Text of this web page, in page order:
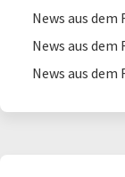
News aus
News aus
News aus dem